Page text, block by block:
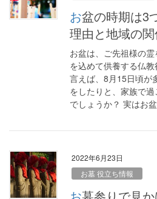
お盆の時期は3つある！？分かれた
理由と地域の
お盆は、ご先祖様の
を込めて供養する仏
言えば、8月15日頃が
をしたりと、家族で
でしょうか？ 実はお
2022年6月23日
お墓 役立ち情報